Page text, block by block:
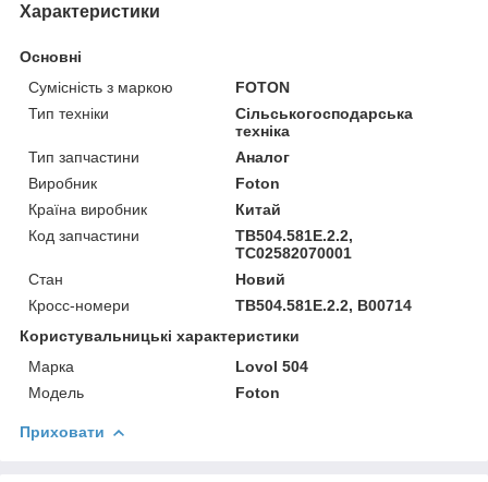
Характеристики
Основні
Сумісність з маркою
FOTON
Тип техніки
Сільськогосподарська
техніка
Тип запчастини
Аналог
Виробник
Foton
Країна виробник
Китай
Код запчастини
TB504.581E.2.2,
TC02582070001
Стан
Новий
Кросс-номери
TB504.581E.2.2, B00714
Користувальницькі характеристики
Марка
Lovol 504
Модель
Foton
Приховати